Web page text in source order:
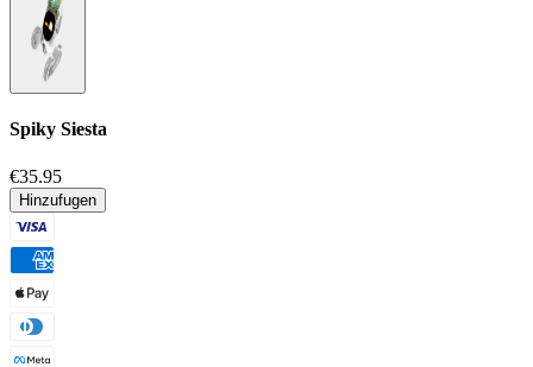
Spiky Siesta
€35.95
Hinzufugen